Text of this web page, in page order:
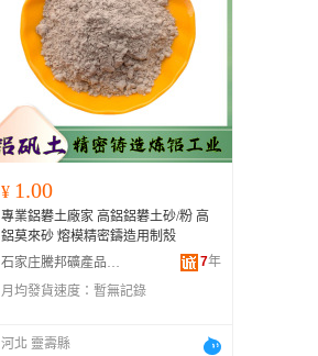
¥ 1.00
專業鋁礬土廠家 高鋁鋁礬土砂/粉 高
鋁莫來砂 熔模精密鑄造用制殼
石家庄騰邦礦產品有限公司
7年
月均發貨速度： 暫無記錄
河北 靈壽縣